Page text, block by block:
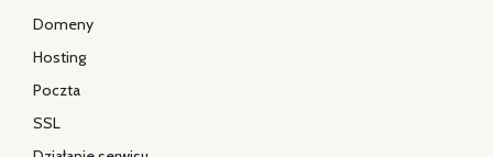
Domeny
Hosting
Poczta
SSL